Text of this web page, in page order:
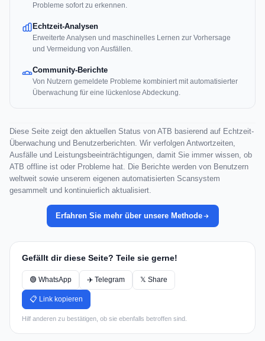
Probleme sofort zu erkennen.
Echtzeit-Analysen
Erweiterte Analysen und maschinelles Lernen zur Vorhersage
und Vermeidung von Ausfällen.
Community-Berichte
Von Nutzern gemeldete Probleme kombiniert mit automatisierter
Überwachung für eine lückenlose Abdeckung.
Diese Seite zeigt den aktuellen Status von ATB basierend auf Echtzeit-
Überwachung und Benutzerberichten. Wir verfolgen Antwortzeiten,
Ausfälle und Leistungsbeeinträchtigungen, damit Sie immer wissen, ob
ATB offline ist oder Probleme hat. Die Berichte werden von Benutzern
weltweit sowie unserem eigenen automatisierten Scansystem
gesammelt und kontinuierlich aktualisiert.
Erfahren Sie mehr über unsere Methode
Gefällt dir diese Seite? Teile sie gerne!
🟢 WhatsApp ✈️ Telegram 𝕏 Share
📋 Link kopieren
Hilf anderen zu bestätigen, ob sie ebenfalls betroffen sind.